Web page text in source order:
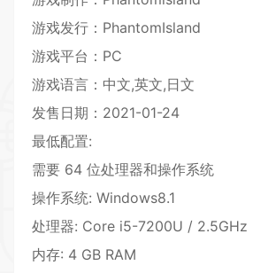
游戏发行：PhantomIsland
游戏平台：PC
游戏语言：中文,英文,日文
发售日期：2021-01-24
最低配置:
需要 64 位处理器和操作系统
操作系统: Windows8.1
处理器: Core i5-7200U / 2.5GHz
内存: 4 GB RAM